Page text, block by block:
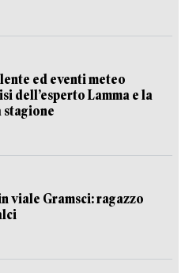
ed eventi meteo
dell’esperto Lamma e la
stagione
viale Gramsci: ragazzo